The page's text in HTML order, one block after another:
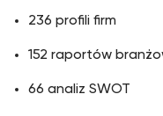
236 profili firm
152 raportów
66 analiz SWOT